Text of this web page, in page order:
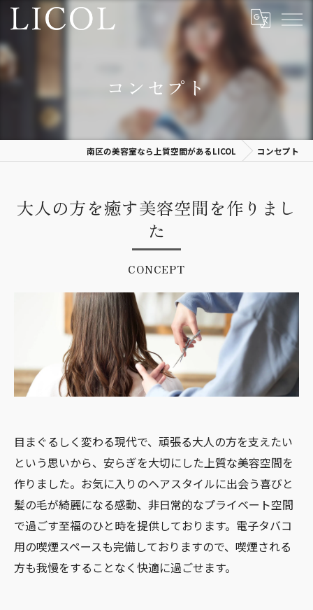
コンセプト
南区の美容室なら上質空間があるLICOL コンセプト
大人の方を癒す美容空間を作りまし
た
CONCEPT
目まぐるしく変わる現代で、頑張る大人の方を支えたい
という思いから、安らぎを大切にした上質な美容空間を
作りました。お気に入りのヘアスタイルに出会う喜びと
髪の毛が綺麗になる感動、非日常的なプライベート空間
で過ごす至福のひと時を提供しております。電子タバコ
用の喫煙スペースも完備しておりますので、喫煙される
方も我慢をすることなく快適に過ごせます。